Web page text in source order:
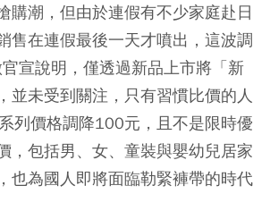
購潮，但由於連假有不少家庭赴日
售在連假最後一天才噴出，這波調
官宣說明，僅透過新品上市將「新
並未受到關注，只有習慣比價的人
列價格調降100元，且不是限時優
，包括男、女、童裝與嬰幼兒居家
也為國人即將面臨勒緊褲帶的時代